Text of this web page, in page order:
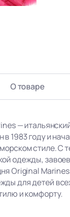
О товаре
—
в 1983 году и
стиле. С
одежды,
Original
для детей
и комфорту.